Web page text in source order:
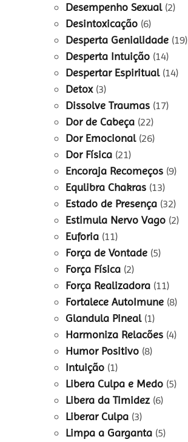
Desempenho Sexual(2)
Desintoxicação (6)
Desperta Genialidade (19)
Desperta Intuição (14)
Despertar Espiritual(14)
Detox(3)
Dissolve Traumas (17)
Dor de Cabeça (22)
Dor Emocional(26)
Dor Física (21)
Encoraja Recomeços (9)
Equlibra Chakras (13)
Estado de Presença (32)
Estimula Nervo Vago (2)
Euforia (11)
Força de Vontade (5)
Força Física (2)
Força Realizadora (11)
Fortalece AutoImune (8)
Glandula Pineal(1)
Harmoniza Relacões (4)
Humor Positivo (8)
Intuição (1)
Libera Culpa e Medo (5)
Libera da Timidez (6)
Liberar Culpa (3)
Limpa a Garganta (5)